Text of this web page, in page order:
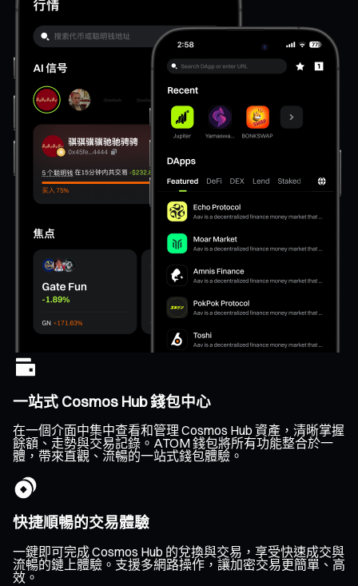
一站式 Cosmos Hub 錢包中心
在一個介面中集中查看和管理 Cosmos Hub 資產，清晰掌握
餘額、走勢與交易記錄。ATOM 錢包將所有功能整合於一
體，帶來直觀、流暢的一站式錢包體驗。
快捷順暢的交易體驗
一鍵即可完成 Cosmos Hub 的兌換與交易，享受快速成交與
流暢的鏈上體驗。支援多網路操作，讓加密交易更簡單、高
效。